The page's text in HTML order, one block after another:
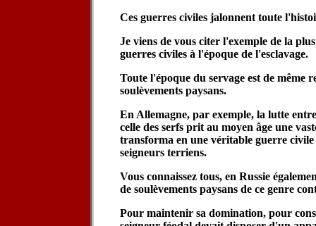
Ces guerres civiles jalonnent toute
Je viens de vous citer l'exemple de la
guerres civiles à l'époque de l'esclavage.
Toute l'époque du servage est de même
soulèvements paysans.
En Allemagne, par exemple, la lutte
celle des serfs prit au moyen âge une
transforma en une véritable guerre civile
seigneurs terriens.
Vous connaissez tous, en Russie
de soulèvements paysans de ce genre
Pour maintenir sa domination, pour